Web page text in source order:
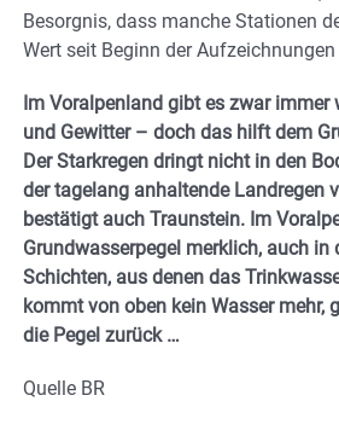
Besorgnis, dass manche Stationen
Wert seit Beginn der Aufzeichnungen
Im Voralpenland gibt es zwar immer
und Gewitter – doch das hilft dem
Der Starkregen dringt nicht in den
der tagelang anhaltende Landregen
bestätigt auch Traunstein. Im
Grundwasserpegel merklich, auch in
Schichten, aus denen das
kommt von oben kein Wasser mehr,
die Pegel zurück …
Quelle BR